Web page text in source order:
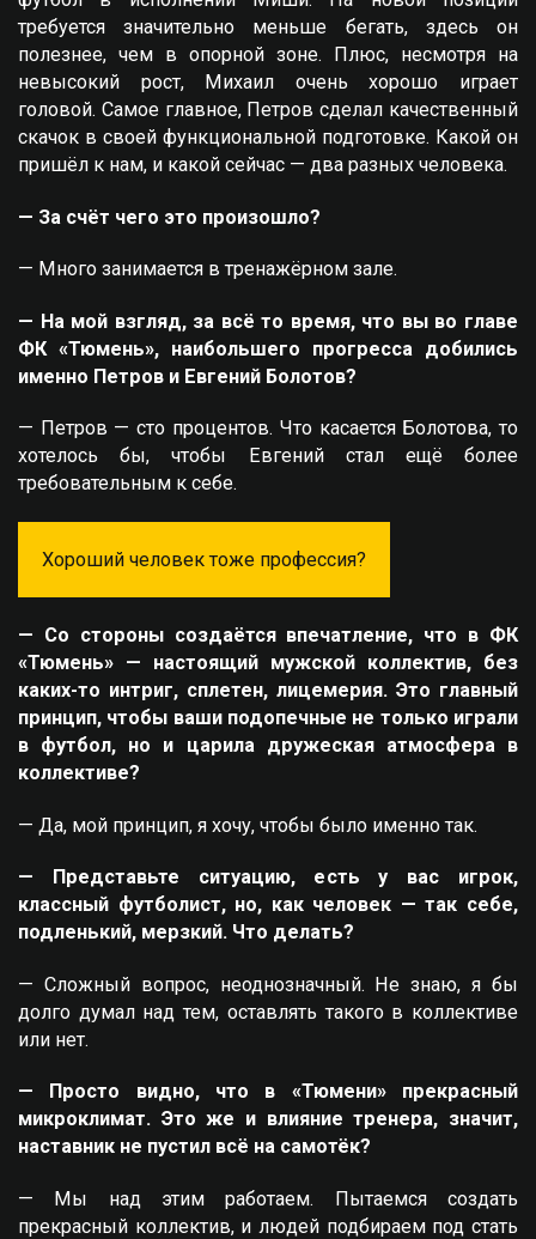
требуется значительно меньше бегать, здесь он
полезнее, чем в опорной зоне. Плюс, несмотря на
невысокий рост, Михаил очень хорошо играет
головой. Самое главное, Петров сделал качественный
скачок в своей функциональной подготовке. Какой он
пришёл к нам, и какой сейчас — два разных человека.
— За счёт чего это произошло?
— Много занимается в тренажёрном зале.
— На мой взгляд, за всё то время, что вы во главе
ФК «Тюмень», наибольшего прогресса добились
именно Петров и Евгений Болотов?
— Петров — сто процентов. Что касается Болотова, то
хотелось бы, чтобы Евгений стал ещё более
требовательным к себе.
Хороший человек тоже профессия?
— Со стороны создаётся впечатление, что в ФК
«Тюмень» — настоящий мужской коллектив, без
каких-то интриг, сплетен, лицемерия. Это главный
принцип, чтобы ваши подопечные не только играли
в футбол, но и царила дружеская атмосфера в
коллективе?
— Да, мой принцип, я хочу, чтобы было именно так.
— Представьте ситуацию, есть у вас игрок,
классный футболист, но, как человек — так себе,
подленький, мерзкий. Что делать?
— Сложный вопрос, неоднозначный. Не знаю, я бы
долго думал над тем, оставлять такого в коллективе
или нет.
— Просто видно, что в «Тюмени» прекрасный
микроклимат. Это же и влияние тренера, значит,
наставник не пустил всё на самотёк?
— Мы над этим работаем. Пытаемся создать
прекрасный коллектив, и людей подбираем под стать